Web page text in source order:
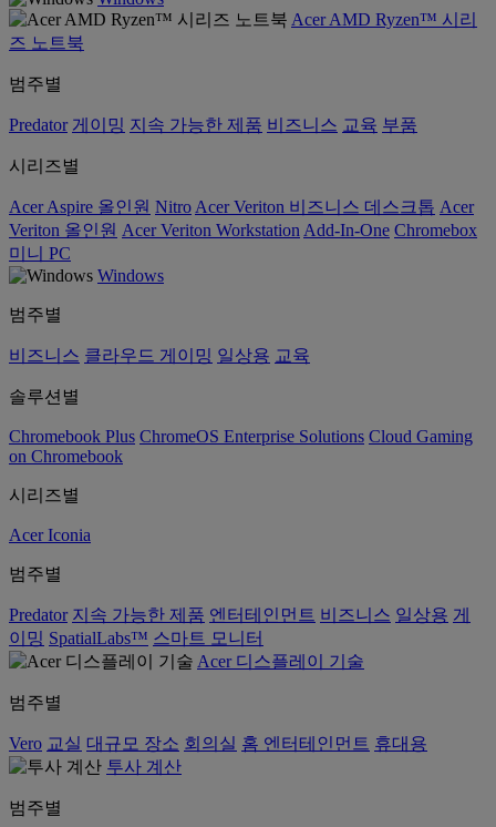
Acer AMD Ryzen™ 시리
즈 노트북
범주별
Predator 게이밍 지속 가능한 제품 비즈니스 교육 부품
시리즈별
Acer Aspire 올인원 Nitro Acer Veriton 비즈니스 데스크톱 Acer
Veriton 올인원 Acer Veriton Workstation Add-In-One Chromebox
미니 PC
Windows
범주별
비즈니스 클라우드 게이밍 일상용 교육
솔루션별
Chromebook Plus ChromeOS Enterprise Solutions Cloud Gaming
on Chromebook
시리즈별
Acer Iconia
범주별
Predator 지속 가능한 제품 엔터테인먼트 비즈니스 일상용 게
이밍 SpatialLabs™ 스마트 모니터
Acer 디스플레이 기술
범주별
Vero 교실 대규모 장소 회의실 홈 엔터테인먼트 휴대용
투사 계산
범주별